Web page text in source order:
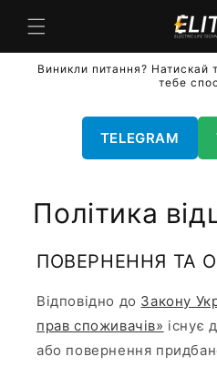
до
вмісту
Виникли питання? Натискай
тебе
TELEGRAM
Політика
ПОВЕРНЕННЯ ТА
Відповідно до Закону
прав споживачів» існує
або повернення